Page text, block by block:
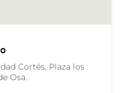
Cortés, Plaza los
Osa.